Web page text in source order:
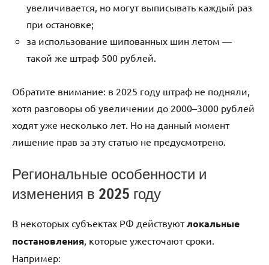
увеличивается, но могут выписывать каждый раз
при остановке;
за использование шипованных шин летом —
такой же штраф 500 рублей.
Обратите внимание: в 2025 году штраф не подняли,
хотя разговоры об увеличении до 2000–3000 рублей
ходят уже несколько лет. Но на данный момент
лишение прав за эту статью не предусмотрено.
Региональные особенности и
изменения в 2025 году
В некоторых субъектах РФ действуютлокальные
постановления, которые ужесточают сроки.
Например: